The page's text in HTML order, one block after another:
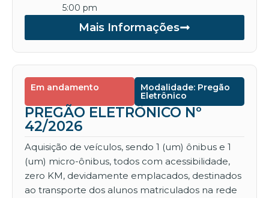
5:00 pm
Mais Informações
Em andamento Modalidade: Pregão
Eletrônico
PREGÃO ELETRÔNICO Nº
42/2026
Aquisição de veículos, sendo 1 (um) ônibus e 1
(um) micro-ônibus, todos com acessibilidade,
zero KM, devidamente emplacados, destinados
ao transporte dos alunos matriculados na rede